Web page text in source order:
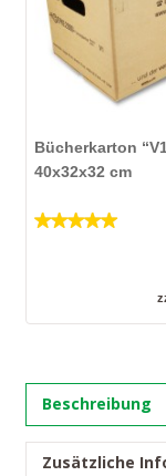
Bücherkarton
40x32x32 cm
Beschreibung
Zusätzliche